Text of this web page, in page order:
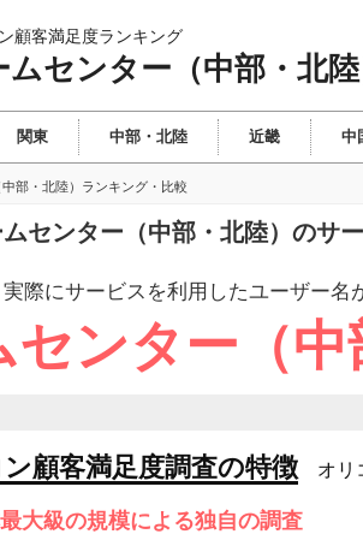
顧客満足度ランキング
ムセンター（中部・北陸
関東 中部・北陸 近畿 中
部・北陸）ランキング・比較
ムセンター（中部・北陸）のサ
実際にサービスを利用したユーザー名
センター（
顧客満足度調査の特徴 オリ
大級の規模による独自の調査